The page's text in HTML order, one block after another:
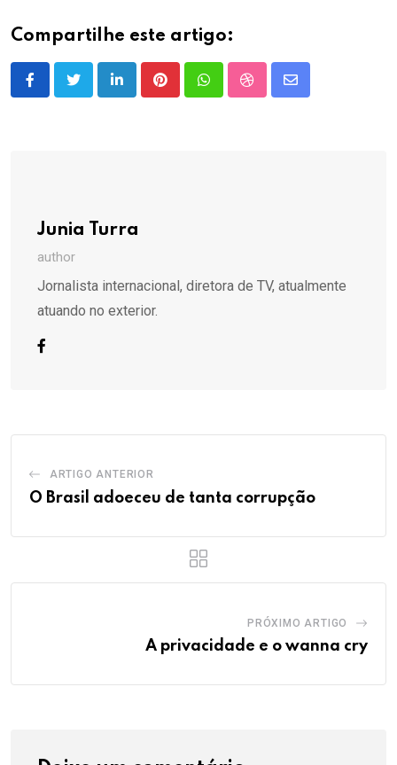
Compartilhe este artigo:
LinkedInPinterestWhatsappStumbleUpon
Share
Junia Turra
author
Jornalista internacional, diretora de TV, atualmente
atuando no exterior.
ARTIGO ANTERIOR
O Brasil adoeceu de tanta corrupção
PRÓXIMO ARTIGO
A privacidade e o wanna cry